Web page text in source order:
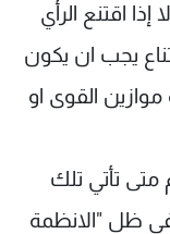
إذا اقتنع الرأي
يجب ان يكون
القوى او
متى تأتي تلك
في ظل "الانظمة